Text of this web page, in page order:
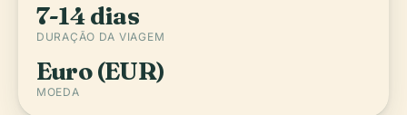
7-14 dias
DURAÇÃO DA VIAGEM
Euro (EUR)
MOEDA